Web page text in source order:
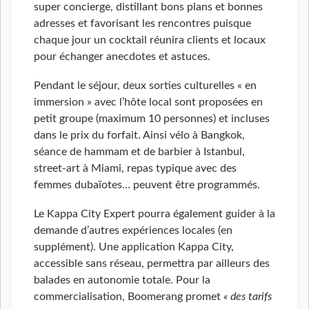
super concierge, distillant bons plans et bonnes
adresses et favorisant les rencontres puisque
chaque jour un cocktail réunira clients et locaux
pour échanger anecdotes et astuces.
Pendant le séjour, deux sorties culturelles « en
immersion » avec l’hôte local sont proposées en
petit groupe (maximum 10 personnes) et incluses
dans le prix du forfait. Ainsi vélo à Bangkok,
séance de hammam et de barbier à Istanbul,
street-art à Miami, repas typique avec des
femmes dubaïotes… peuvent être programmés.
Le Kappa City Expert pourra également guider à la
demande d’autres expériences locales (en
supplément). Une application Kappa City,
accessible sans réseau, permettra par ailleurs des
balades en autonomie totale. Pour la
commercialisation, Boomerang promet « des tarifs